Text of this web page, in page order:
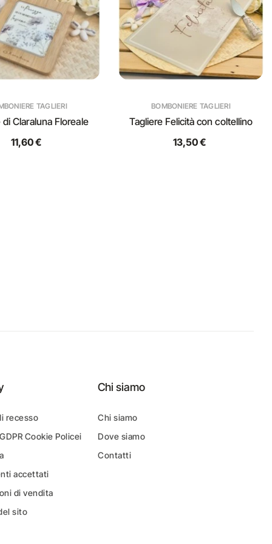
TAGLIERI
di Claraluna Floreale
11,60 €
BOMBONIERE TAGLIERI
Tagliere Felicità con coltellino
13,50 €
recesso
Cookie Policei
accettati
di vendita
sito
Chi siamo
Chi siamo
Dove siamo
Contatti